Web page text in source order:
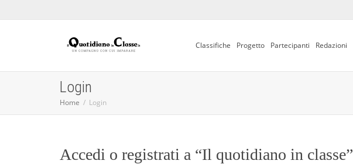
Classifiche Progetto Partecipanti Redazioni
Login
Home Login
Accedi o registrati a “Il quotidiano in classe”